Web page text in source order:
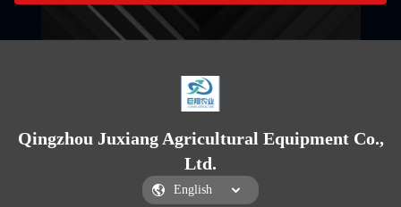
Qingzhou Juxiang Agricultural Equipment Co.,
Ltd.